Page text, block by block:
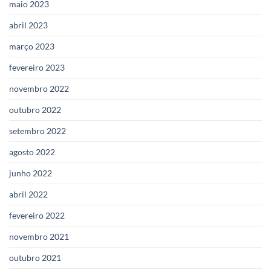
maio 2023
abril 2023
março 2023
fevereiro 2023
novembro 2022
outubro 2022
setembro 2022
agosto 2022
junho 2022
abril 2022
fevereiro 2022
novembro 2021
outubro 2021